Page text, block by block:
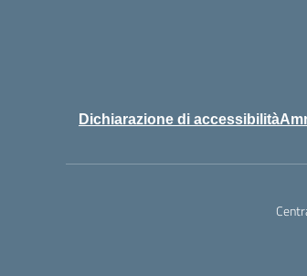
Dichiarazione di accessibilità